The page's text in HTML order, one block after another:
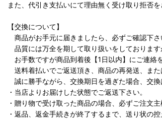
また、代引き支払いにて理由無く受け取り拒否
【交換について】
商品がお手元に届きましたら、必ずご確認下さ
品質には万全を期して取り扱いをしております
お手数ですが商品到着後【1日以内】にご連絡
送料着払いでご返送頂き、商品の再発送、また
誠に勝手ながら、交換期日を過ぎた場合、交換
・当店よりお届けした状態でご返送下さい。
・贈り物で受け取った商品の場合、必ずご注文主
・返品、返金手続きが終了するまで、送り状の控